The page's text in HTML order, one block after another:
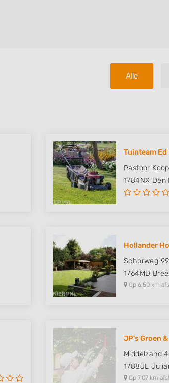
Alle
Tuinteam Ed
Pastoor
1784NX Den
Hollander
Schorweg
1764MD
Op 6,50 km
JP's Groen
Middelzand
1788JL
Op 7,07 km